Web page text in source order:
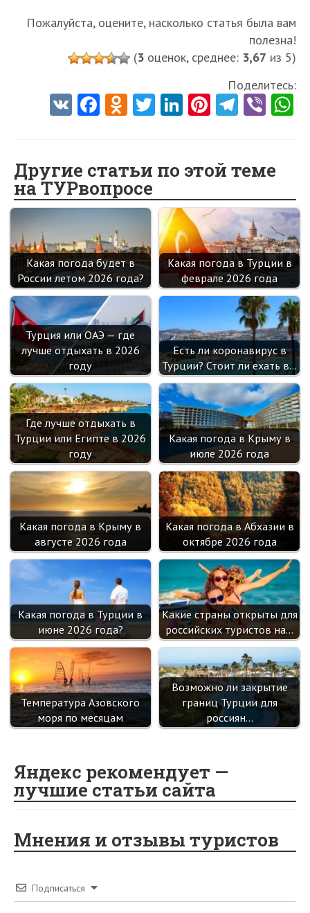
Пожалуйста, оцените, насколько статья была вам
полезна!
(3 оценок, среднее: 3,67 из 5)
Поделитесь:
V Fa
o
o
k
O
o
kl
as
sn
ik
i
T
er
Li
dI
n
Pi
es
t
Te
a
m
Vi
Другие статьи по этой теме
на ТУРвопросе
Какая погода будет в
России летом 2026 года?
Какая погода в Турции в
феврале 2026 года
Турция или ОАЭ — где
лучше отдыхать в 2026
году
Есть ли коронавирус в
Турции? Стоит ли ехать в…
Где лучше отдыхать в
Турции или Египте в 2026
году
Какая погода в Крыму в
июле 2026 года
Какая погода в Крыму в
августе 2026 года
Какая погода в Абхазии в
октябре 2026 года
Какая погода в Турции в
июне 2026 года?
Какие страны открыты для
российских туристов на…
Температура Азовского
моря по месяцам
Возможно ли закрытие
границ Турции для
россиян…
Яндекс рекомендует —
лучшие статьи сайта
Мнения и отзывы туристов
Подписаться